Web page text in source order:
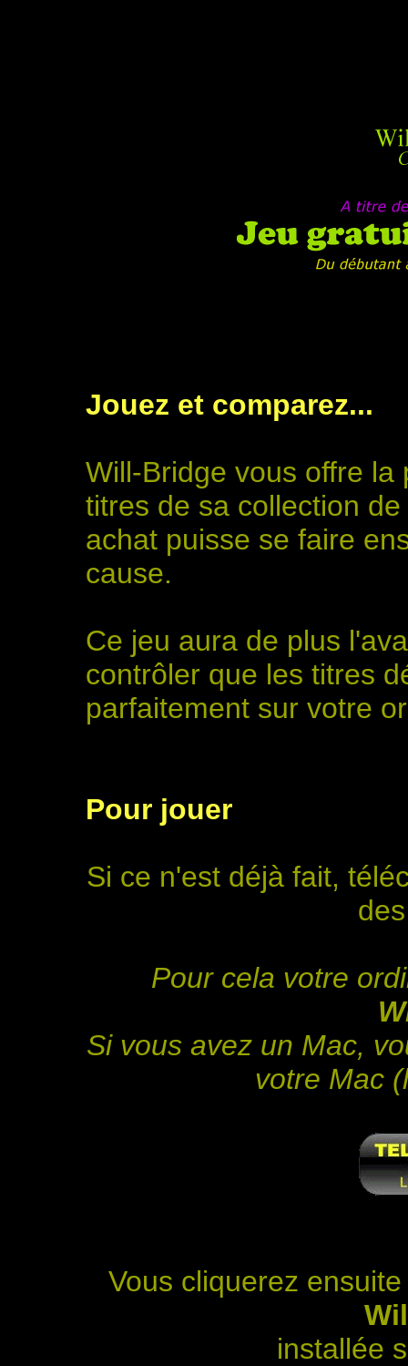
Jouez et comparez...
Will-Bridge vous offre
titres de sa collection
achat puisse se faire
cause.
Ce jeu aura de plus
contrôler que les titres
parfaitement sur votre
Pour jouer
Si ce n'est déjà fait,
Pour cela votre
Si vous avez un Mac,
votre Mac
Vous cliquerez
installée